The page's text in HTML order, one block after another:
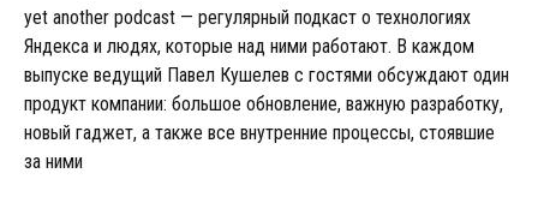
yet another podcast — регулярный подкаст о технологиях
Яндекса и людях, которые над ними работают. В каждом
выпуске ведущий Павел Кушелев с гостями обсуждают один
продукт компании: большое обновление, важную разработку,
новый гаджет, а также все внутренние процессы, стоявшие
за ними